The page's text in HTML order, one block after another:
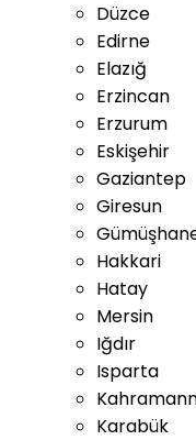
Düzce
Edirne
Elazığ
Erzincan
Erzurum
Eskişehir
Gaziantep
Giresun
Hakkari
Hatay
Mersin
Iğdır
Isparta
Karabük